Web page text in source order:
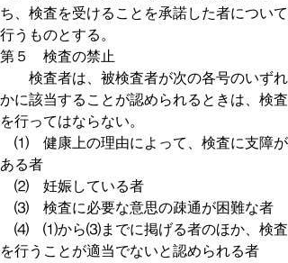
ち、検査を受けることを承諾した者について
行うものとする。
第５ 検査の禁止
検査者は、被検査者が次の各号のいずれ
かに該当することが認められるときは、検査
を行ってはならない。
⑴ 健康上の理由によって、検査に支障が
ある者
⑵ 妊娠している者
⑶ 検査に必要な意思の疎通が困難な者
⑷ ⑴から⑶までに掲げる者のほか、検査
を行うことが適当でないと認められる者